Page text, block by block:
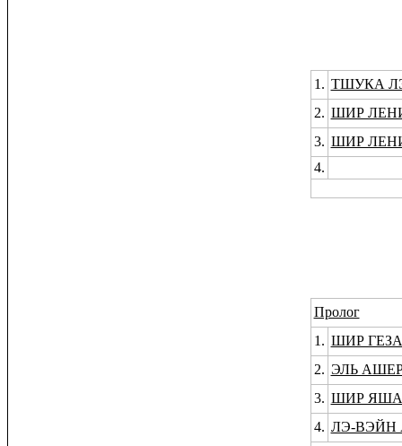
1. ТШУКА
2. ШИР
3. ШИР
4.
Пролог
1. ШИР
2. ЭЛЬ
3. ШИР
4. ЛЭ-ВЭЙН